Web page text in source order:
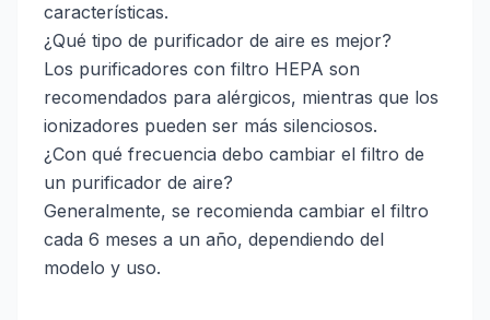
características.
¿Qué tipo de purificador de aire es mejor?
Los purificadores con filtro HEPA son
recomendados para alérgicos, mientras que los
ionizadores pueden ser más silenciosos.
¿Con qué frecuencia debo cambiar el filtro de
un purificador de aire?
Generalmente, se recomienda cambiar el filtro
cada 6 meses a un año, dependiendo del
modelo y uso.